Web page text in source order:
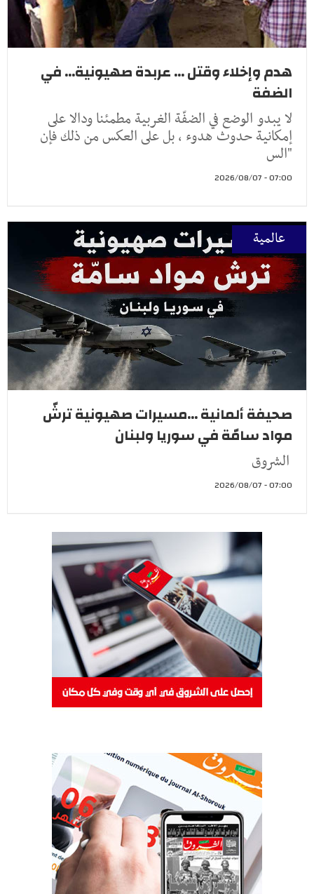
هدم وإخلاء وقتل ... عربدة صهيونية... في
الضفة
لا يبدو الوضع في الضفّة الغربية مطمئنا ودالا على
إمكانية حدوث هدوء ، بل على العكس من ذلك فإن
"الس
07:00 - 2026/08/07
عالمية
صحيفة ألمانية ...مسيرات صهيونية ترشّ
مواد سامّة في سوريا ولبنان
الشروق
07:00 - 2026/08/07